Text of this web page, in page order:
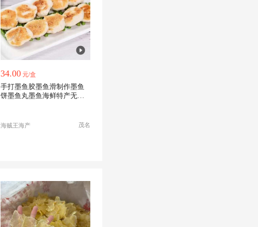
34.00 元/盒
手打墨鱼胶墨鱼滑制作墨鱼
饼墨鱼丸墨鱼海鲜特产无防
海贼王海产 茂名